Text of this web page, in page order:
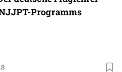
Programms